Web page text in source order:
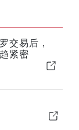
交易后，
紧密